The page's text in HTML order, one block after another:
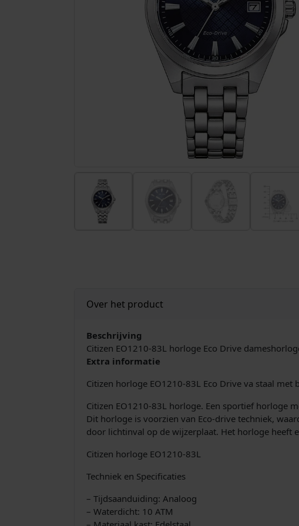
Over het product
Beschrijving
Citizen EO1210-83L horloge Eco Drive
Extra informatie
Citizen horloge EO1210-83L Eco Drive va staal met
Citizen EO1210-83L horloge. Een sportief horloge
Dit horloge is voorzien van Eco-drive techniek,
door lichtinval op de wijzerplaat. Het horloge heeft
Citizen horloge EO1210-83L
Techniek en Specificaties
– Tijdsaanduiding: Analoog
– Waterdicht: 10 ATM